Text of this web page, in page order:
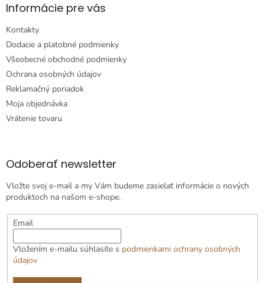
Informácie pre vás
Kontakty
Dodacie a platobné podmienky
Všeobecné obchodné podmienky
Ochrana osobných údajov
Reklamačný poriadok
Moja objednávka
Vrátenie tovaru
Odoberať newsletter
Vložte svoj e-mail a my Vám budeme zasielať informácie o nových
produktoch na našom e-shope.
Email
Vložením e-mailu súhlasíte s podmienkami ochrany osobných
údajov